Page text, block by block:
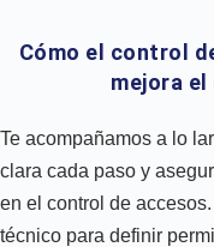
Cómo el control
mejora
Te acompañamos a lo
clara cada paso y
en el control de
técnico para definir